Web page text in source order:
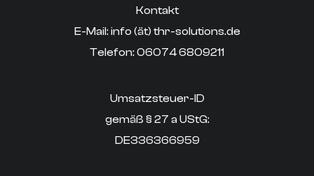
Kontakt
E-Mail: info (ät) thr-solutions.de
‍Telefon: 06074 6809211
Umsatzsteuer-ID
gemäß § 27 a UStG:
DE336366959